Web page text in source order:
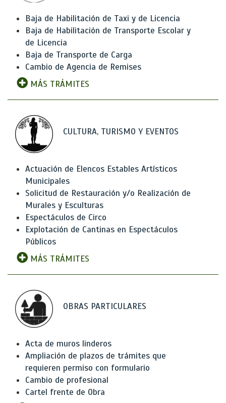
Baja de Habilitación de Taxi y de Licencia
Baja de Habilitación de Transporte Escolar y
de Licencia
Baja de Transporte de Carga
Cambio de Agencia de Remises
MÁS TRÁMITES
CULTURA, TURISMO Y EVENTOS
Actuación de Elencos Estables Artísticos
Municipales
Solicitud de Restauración y/o Realización de
Murales y Esculturas
Espectáculos de Circo
Explotación de Cantinas en Espectáculos
Públicos
MÁS TRÁMITES
OBRAS PARTICULARES
Acta de muros linderos
Ampliación de plazos de trámites que
requieren permiso con formulario
Cambio de profesional
Cartel frente de Obra